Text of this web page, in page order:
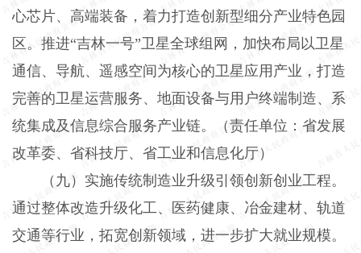
心芯片、高端装备，着力打造创新型细分产业特色园
区。推进“吉林一号”卫星全球组网，加快布局以卫星
通信、导航、遥感空间为核心的卫星应用产业，打造
完善的卫星运营服务、地面设备与用户终端制造、系
统集成及信息综合服务产业链。（责任单位：省发展
改革委、省科技厅、省工业和信息化厅）
（九）实施传统制造业升级引领创新创业工程。
通过整体改造升级化工、医药健康、冶金建材、轨道
交通等行业，拓宽创新领域，进一步扩大就业规模。